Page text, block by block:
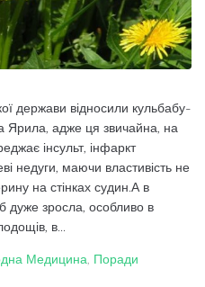
держави відносили кульбабу-
Ярила, адже ця звичайна, на
інсульт, інфаркт
недуги, маючи властивість не
на стінках судин.А в
дуже зросла, особливо в
в...
Медицина, Поради